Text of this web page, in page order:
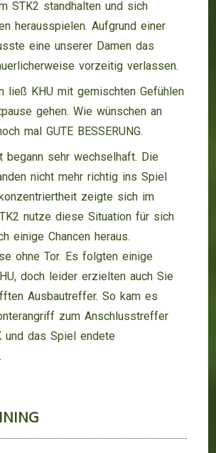
STK2 standhalten und sich
herausspielen. Aufgrund einer
eine unserer Damen das
vorzeitig verlassen.
ließ KHU mit gemischten Gefühlen
gehen. Wie wünschen an
mal GUTE BESSERUNG.
begann sehr wechselhaft. Die
nicht mehr richtig ins Spiel
zeigte sich im
nutze diese Situation für sich
einige Chancen heraus.
ohne Tor. Es folgten einige
doch leider erzielten auch Sie
Ausbautreffer. So kam es
zum Anschlusstreffer
und das Spiel endete